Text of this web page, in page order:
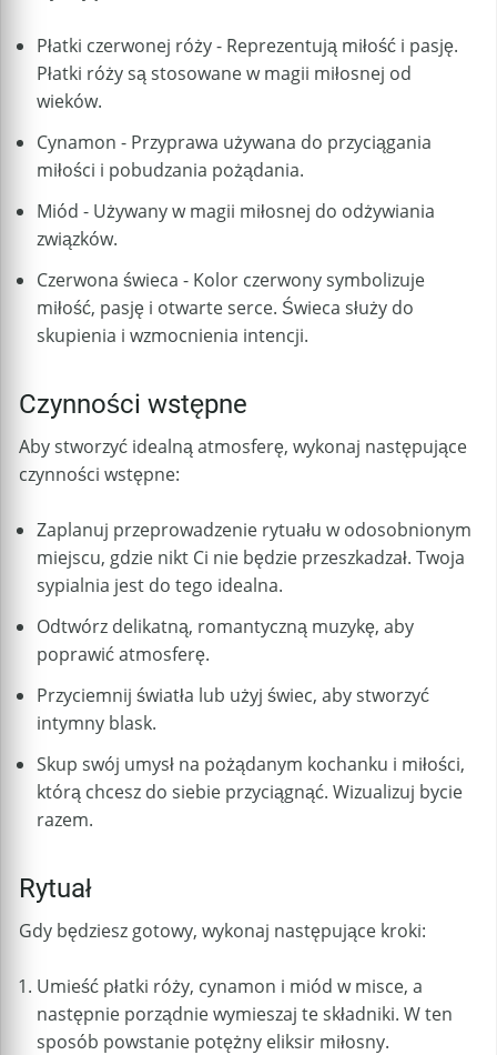
Płatki czerwonej róży - Reprezentują miłość i pasję.
Płatki róży są stosowane w magii miłosnej od
wieków.
Cynamon - Przyprawa używana do przyciągania
miłości i pobudzania pożądania.
Miód - Używany w magii miłosnej do odżywiania
związków.
Czerwona świeca - Kolor czerwony symbolizuje
miłość, pasję i otwarte serce. Świeca służy do
skupienia i wzmocnienia intencji.
Czynności wstępne
Aby stworzyć idealną atmosferę, wykonaj następujące
czynności wstępne:
Zaplanuj przeprowadzenie rytuału w odosobnionym
miejscu, gdzie nikt Ci nie będzie przeszkadzał. Twoja
sypialnia jest do tego idealna.
Odtwórz delikatną, romantyczną muzykę, aby
poprawić atmosferę.
Przyciemnij światła lub użyj świec, aby stworzyć
intymny blask.
Skup swój umysł na pożądanym kochanku i miłości,
którą chcesz do siebie przyciągnąć. Wizualizuj bycie
razem.
Rytuał
Gdy będziesz gotowy, wykonaj następujące kroki:
Umieść płatki róży, cynamon i miód w misce, a
następnie porządnie wymieszaj te składniki. W ten
sposób powstanie potężny eliksir miłosny.